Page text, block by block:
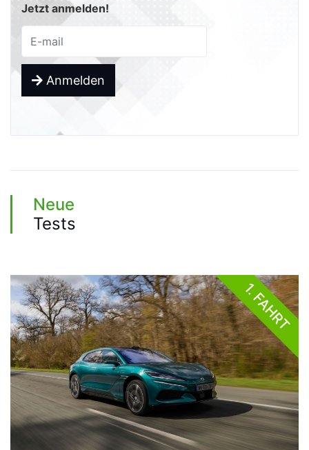
Jetzt anmelden!
Anmelden
Neue
Tests
1. FAHRT